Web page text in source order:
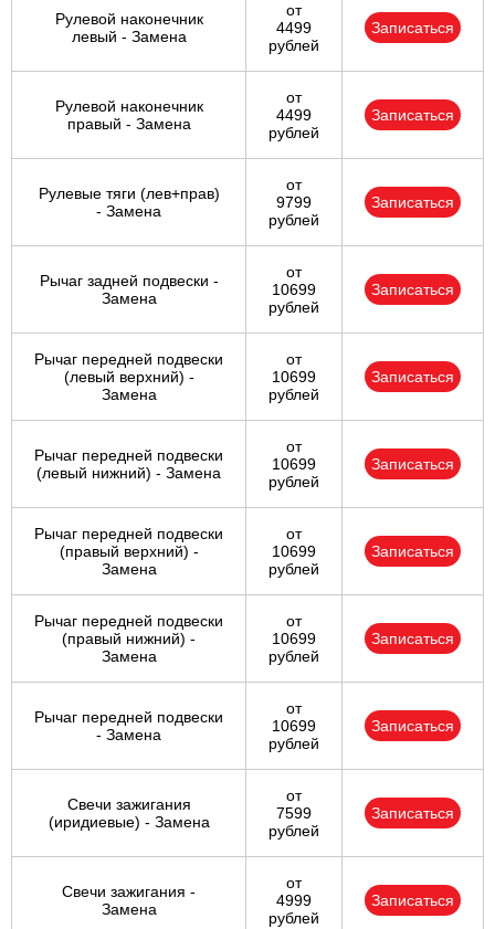
Рулевой наконечник
левый - Замена
от
4499
рублей
Записаться
Рулевой наконечник
правый - Замена
от
4499
рублей
Записаться
Рулевые тяги (лев+прав)
- Замена
от
9799
рублей
Записаться
Рычаг задней подвески -
Замена
от
10699
рублей
Записаться
Рычаг передней подвески
(левый верхний) -
Замена
от
10699
рублей
Записаться
Рычаг передней подвески
(левый нижний) - Замена
от
10699
рублей
Записаться
Рычаг передней подвески
(правый верхний) -
Замена
от
10699
рублей
Записаться
Рычаг передней подвески
(правый нижний) -
Замена
от
10699
рублей
Записаться
Рычаг передней подвески
- Замена
от
10699
рублей
Записаться
Свечи зажигания
(иридиевые) - Замена
от
7599
рублей
Записаться
Свечи зажигания -
Замена
от
4999
рублей
Записаться